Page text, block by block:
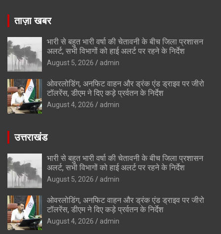
ताज़ा खबर
भारी से बहुत भारी वर्षा की चेतावनी के बीच जिला प्रशासन
अलर्ट, सभी विभागों को हाई अलर्ट पर रहने के निर्देश
August 5, 2026 admin
ओवरलोडिंग, अनफिट वाहन और ड्रंक एंड ड्राइव पर जीरो
टॉलरेंस, डीएम ने दिए कड़े प्रर्वतन के निर्देश
August 4, 2026 admin
उत्तराखंड
भारी से बहुत भारी वर्षा की चेतावनी के बीच जिला प्रशासन
अलर्ट, सभी विभागों को हाई अलर्ट पर रहने के निर्देश
August 5, 2026 admin
ओवरलोडिंग, अनफिट वाहन और ड्रंक एंड ड्राइव पर जीरो
टॉलरेंस, डीएम ने दिए कड़े प्रर्वतन के निर्देश
August 4, 2026 admin